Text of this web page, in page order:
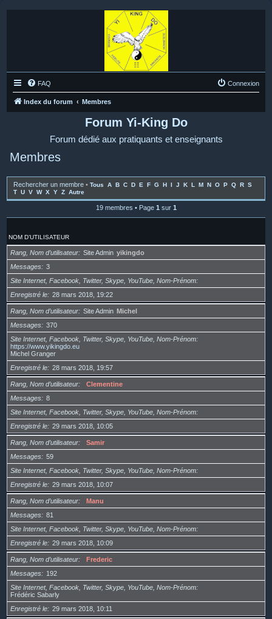
FAQ Connexion
Index du forum Membres
Forum Yi-King Do
Forum dédié aux pratiquants et enseignants
Membres
Rechercher un membre • Tous A B C D E F G H I J K L M N O P Q R S
T U V W X Y Z Autre
19 membres • Page 1 sur 1
NOM D’UTILISATEUR
Rang, Nom d’utilisateur Site Admin yikingdo
Messages
3
Site Internet, Facebook, Twitter, Skype, YouTube, Nom-Prénom
Enregistré le
28 mars 2018, 19:22
Rang, Nom d’utilisateur Site Admin Michel
Messages
370
Site Internet, Facebook, Twitter, Skype, YouTube, Nom-Prénom
https://www.yikingdo.eu
Michel Granger
Enregistré le
28 mars 2018, 19:57
Rang, Nom d’utilisateur
Clementine
Messages
8
Site Internet, Facebook, Twitter, Skype, YouTube, Nom-Prénom
Enregistré le
29 mars 2018, 10:05
Rang, Nom d’utilisateur
Samir
Messages
59
Site Internet, Facebook, Twitter, Skype, YouTube, Nom-Prénom
Enregistré le
29 mars 2018, 10:07
Rang, Nom d’utilisateur
Manu
Messages
81
Site Internet, Facebook, Twitter, Skype, YouTube, Nom-Prénom
Enregistré le
29 mars 2018, 10:09
Rang, Nom d’utilisateur
Frederic
Messages
192
Site Internet, Facebook, Twitter, Skype, YouTube, Nom-Prénom
Frédéric Sabarly
Enregistré le
29 mars 2018, 10:11